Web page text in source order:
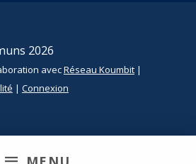
2026
avecRéseau Koumbit|
| Connexion